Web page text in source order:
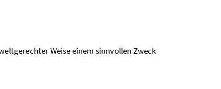
Weise einem sinnvollen Zweck